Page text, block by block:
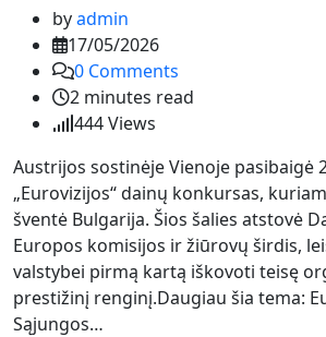
byadmin
17/05/2026
0 Comments
2 minutes read
444Views
Austrijos sostinėje Vienoje pasibaigė
„Eurovizijos“ dainų konkursas,
šventė Bulgarija. Šios šalies atstovė
Europos komisijos ir žiūrovų širdis,
valstybei pirmą kartą iškovoti teisę
prestižinį renginį.Daugiau šia tema:
Sąjungos…